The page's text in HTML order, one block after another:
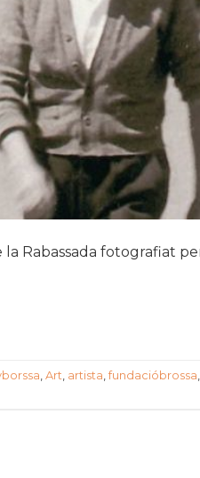
la Rabassada fotografiat
Art artista fundacióbrossa